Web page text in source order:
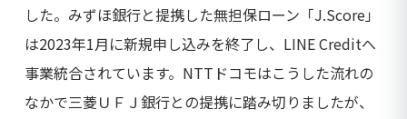
した。みずほ銀行と提携した無担保ローン「J.Score」
は2023年1月に新規申し込みを終了し、LINE Creditへ
事業統合されています。NTTドコモはこうした流れの
なかで三菱ＵＦＪ銀行との提携に踏み切りましたが、